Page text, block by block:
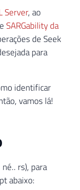
Server, ao
SARGability da
de Seek
para
identificar
vamos lá!
rs), para
abaixo: